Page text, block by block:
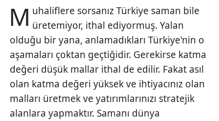
M uhaliflere sorsanız Türkiye saman bile
üretemiyor, ithal ediyormuş. Yalan
olduğu bir yana, anlamadıkları Türkiye'nin o
aşamaları çoktan geçtiğidir. Gerekirse katma
değeri düşük mallar ithal de edilir. Fakat asıl
olan katma değeri yüksek ve ihtiyacınız olan
malları üretmek ve yatırımlarınızı stratejik
alanlara yapmaktır. Samanı dünya